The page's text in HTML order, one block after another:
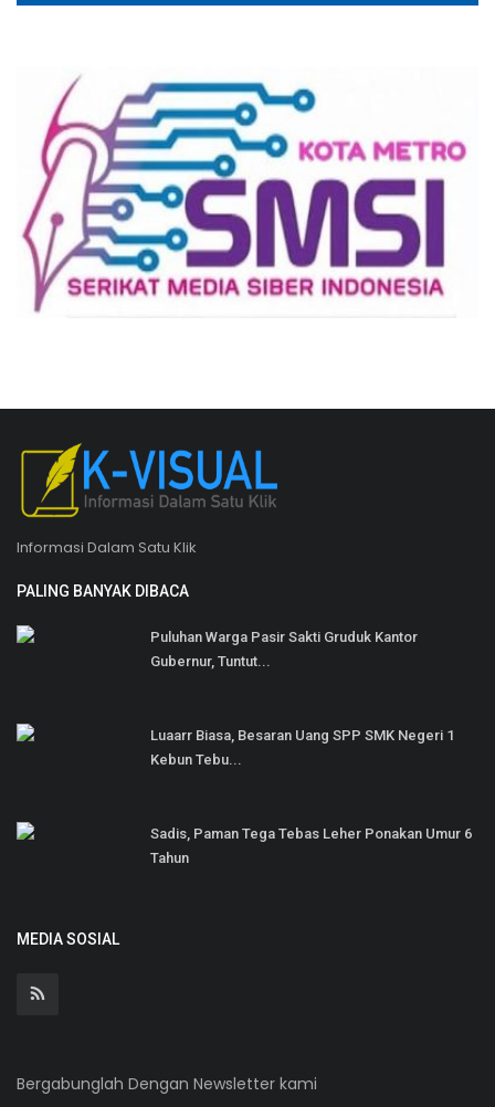
Informasi Dalam Satu Klik
PALING BANYAK DIBACA
Puluhan Warga Pasir Sakti Gruduk Kantor
Gubernur, Tuntut...
Luaarr Biasa, Besaran Uang SPP SMK Negeri 1
Kebun Tebu...
Sadis, Paman Tega Tebas Leher Ponakan Umur 6
Tahun
MEDIA SOSIAL
Bergabunglah Dengan Newsletter kami